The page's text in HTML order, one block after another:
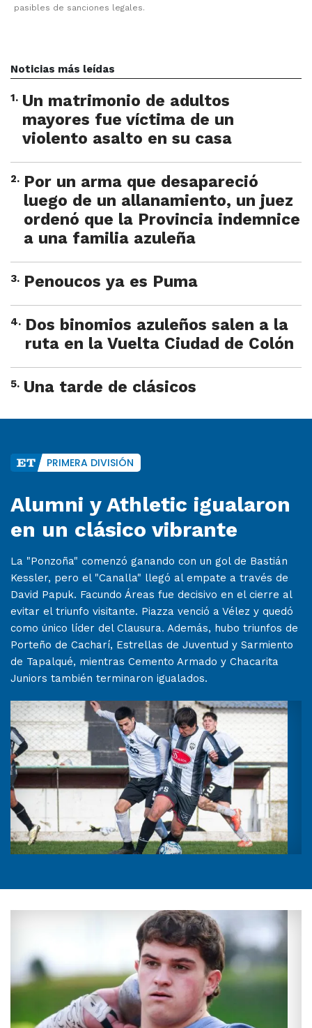
pasibles de sanciones legales.
Noticias más leídas
1. Un matrimonio de adultos
mayores fue víctima de un
violento asalto en su casa
2. Por un arma que desapareció
luego de un allanamiento, un juez
ordenó que la Provincia indemnice
a una familia azuleña
3. Penoucos ya es Puma
4. Dos binomios azuleños salen a la
ruta en la Vuelta Ciudad de Colón
5. Una tarde de clásicos
PRIMERA DIVISIÓN
Alumni y Athletic igualaron
en un clásico vibrante
La "Ponzoña" comenzó ganando con un gol de Bastián
Kessler, pero el "Canalla" llegó al empate a través de
David Papuk. Facundo Áreas fue decisivo en el cierre al
evitar el triunfo visitante. Piazza venció a Vélez y quedó
como único líder del Clausura. Además, hubo triunfos de
Porteño de Cacharí, Estrellas de Juventud y Sarmiento
de Tapalqué, mientras Cemento Armado y Chacarita
Juniors también terminaron igualados.